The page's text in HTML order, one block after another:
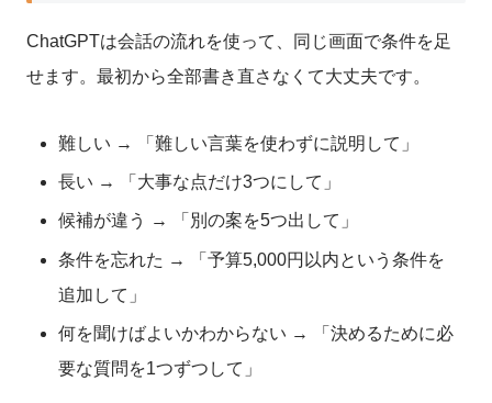
ChatGPTは会話の流れを使って、同じ画面で条件を足
せます。最初から全部書き直さなくて大丈夫です。
難しい → 「難しい言葉を使わずに説明して」
長い → 「大事な点だけ3つにして」
候補が違う → 「別の案を5つ出して」
条件を忘れた → 「予算5,000円以内という条件を
追加して」
何を聞けばよいかわからない → 「決めるために必
要な質問を1つずつして」